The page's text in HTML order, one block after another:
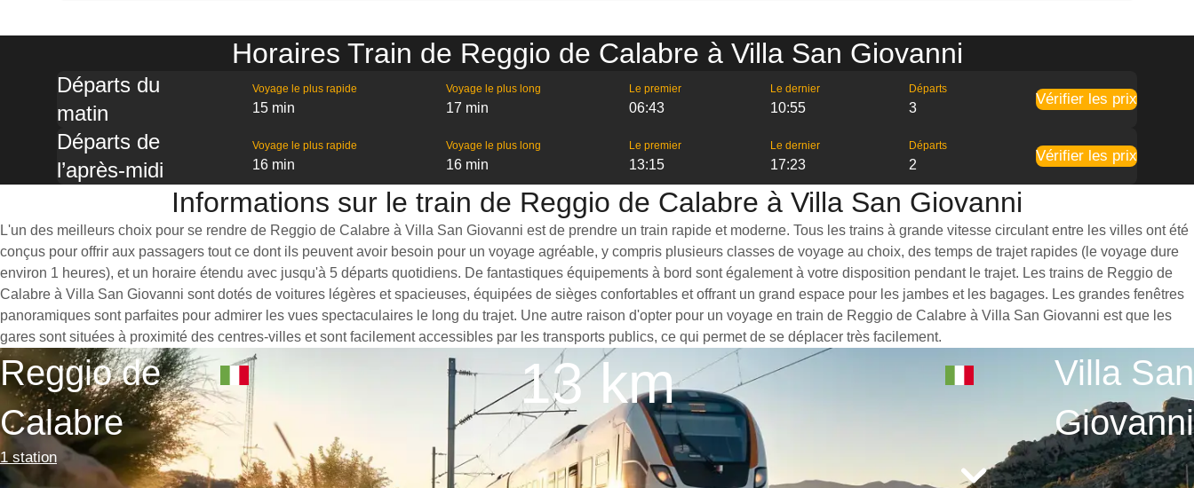
Horaires Train de Reggio de Calabre à Villa San Giovanni
Départs du
matin
Voyage le plus rapide
15 min
Voyage le plus long
17 min
Le premier
06:43
Le dernier
10:55
Départs
3
Vérifier les prix
Départs de
l’après-midi
Voyage le plus rapide
16 min
Voyage le plus long
16 min
Le premier
13:15
Le dernier
17:23
Départs
2
Vérifier les prix
Informations sur le train de Reggio de Calabre à Villa San Giovanni
L'un des meilleurs choix pour se rendre de Reggio de Calabre à Villa San Giovanni est de prendre un train rapide et moderne. Tous les trains à grande vitesse circulant entre les villes ont été
conçus pour offrir aux passagers tout ce dont ils peuvent avoir besoin pour un voyage agréable, y compris plusieurs classes de voyage au choix, des temps de trajet rapides (le voyage dure
environ 1 heures), et un horaire étendu avec jusqu'à 5 départs quotidiens. De fantastiques équipements à bord sont également à votre disposition pendant le trajet. Les trains de Reggio de
Calabre à Villa San Giovanni sont dotés de voitures légères et spacieuses, équipées de sièges confortables et offrant un grand espace pour les jambes et les bagages. Les grandes fenêtres
panoramiques sont parfaites pour admirer les vues spectaculaires le long du trajet. Une autre raison d'opter pour un voyage en train de Reggio de Calabre à Villa San Giovanni est que les
gares sont situées à proximité des centres-villes et sont facilement accessibles par les transports publics, ce qui permet de se déplacer très facilement.
Reggio de
Calabre
1 station
13 km
Villa San
Giovanni